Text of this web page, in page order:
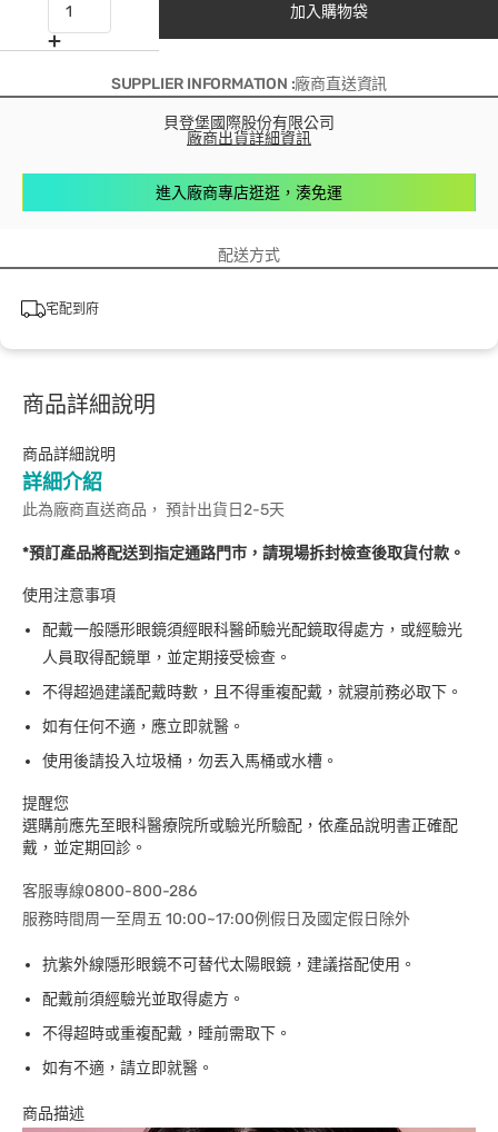
加入購物袋
SUPPLIER INFORMATION :廠商直送資訊
貝登堡國際股份有限公司
廠商出貨詳細資訊
進入廠商專店逛逛，湊免運
配送方式
宅配到府
商品詳細說明
商品詳細說明
詳細介紹
此為廠商直送商品， 預計出貨日2-5天
*預訂產品將配送到指定通路門市，請現場拆封檢查後取貨付款。
使用注意事項
配戴一般隱形眼鏡須經眼科醫師驗光配鏡取得處方，或經驗光
人員取得配鏡單，並定期接受檢查。
不得超過建議配戴時數，且不得重複配戴，就寢前務必取下。
如有任何不適，應立即就醫。
使用後請投入垃圾桶，勿丟入馬桶或水槽。
提醒您
選購前應先至眼科醫療院所或驗光所驗配，依產品說明書正確配
戴，並定期回診。
客服專線0800-800-286
服務時間周一至周五 10:00~17:00例假日及國定假日除外
抗紫外線隱形眼鏡不可替代太陽眼鏡，建議搭配使用。
配戴前須經驗光並取得處方。
不得超時或重複配戴，睡前需取下。
如有不適，請立即就醫。
商品描述